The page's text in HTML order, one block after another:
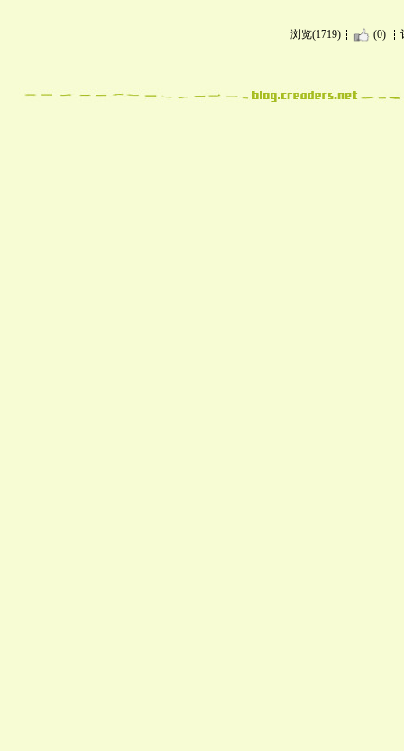
浏览(1719) (0)